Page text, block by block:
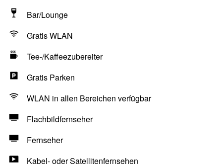
Bar/Lounge
Gratis WLAN
Tee-/Kaffeezubereiter
Gratis Parken
WLAN in allen Bereichen verfügbar
Flachbildfernseher
Fernseher
Kabel- oder Satellitenfernsehen